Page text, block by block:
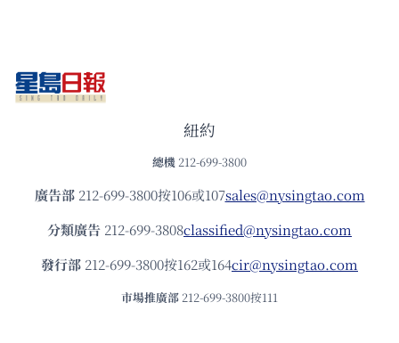
紐約
總機 212-699-3800
廣告部212-699-3800按106或107sales@nysingtao.com
分類廣告 212-699-3808classified@nysingtao.com
發⾏部 212-699-3800按162或164cir@nysingtao.com
市場推廣部 212-699-3800按111